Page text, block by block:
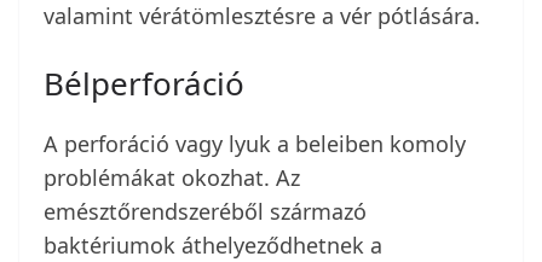
valamint vérátömlesztésre a vér pótlására.
Bélperforáció
A perforáció vagy lyuk a beleiben komoly
problémákat okozhat. Az
emésztőrendszeréből származó
baktériumok áthelyeződhetnek a